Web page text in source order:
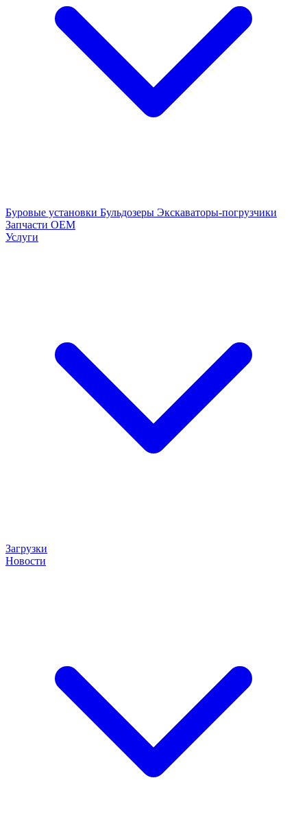
Буровые установки Бульдозеры Экскаваторы-погрузчики
Запчасти OEM
Услуги
Загрузки
Новости